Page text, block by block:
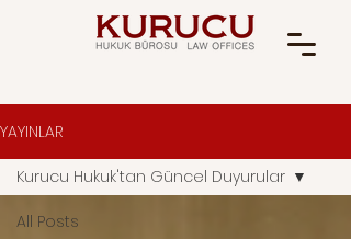
YAYINLAR
All Posts
Kurucu Hukuk'tan Güncel Duyurular